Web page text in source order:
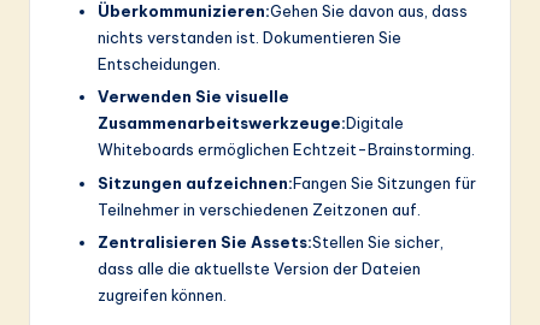
Überkommunizieren:Gehen Sie davon aus, dass
nichts verstanden ist. Dokumentieren Sie
Entscheidungen.
Verwenden Sie visuelle
Zusammenarbeitswerkzeuge:Digitale
Whiteboards ermöglichen Echtzeit-Brainstorming.
Sitzungen aufzeichnen:Fangen Sie Sitzungen für
Teilnehmer in verschiedenen Zeitzonen auf.
Zentralisieren Sie Assets:Stellen Sie sicher,
dass alle die aktuellste Version der Dateien
zugreifen können.